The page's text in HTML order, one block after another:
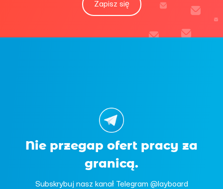
Zapisz się
Nie przegap ofert pracy za
granicą.
Subskrybuj nasz kanał Telegram @layboard